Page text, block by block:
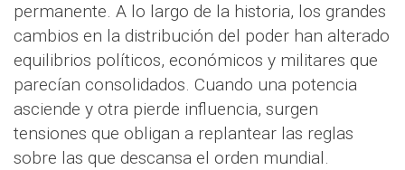
permanente. A lo largo de la historia, los grandes
cambios en la distribución del poder han alterado
equilibrios políticos, económicos y militares que
parecían consolidados. Cuando una potencia
asciende y otra pierde influencia, surgen
tensiones que obligan a replantear las reglas
sobre las que descansa el orden mundial.